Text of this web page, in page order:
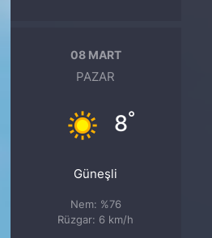
08 MART
PAZAR
8°
Güneşli
Nem: %76
Rüzgar: 6 km/h